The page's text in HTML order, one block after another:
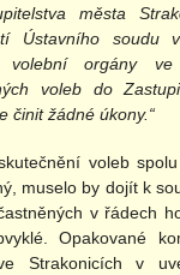
města
Ústavního soudu
volební orgány
voleb do
činit žádné úkony.“
voleb
muselo by dojít k
v řádech
Opakované
Strakonicích v